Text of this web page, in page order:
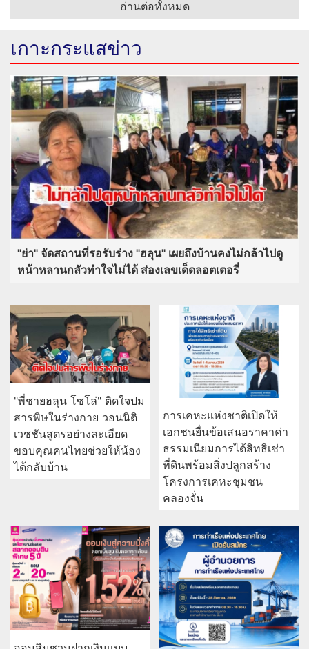
อ่านต่อทั้งหมด
เกาะกระแสข่าว
"ย่า" จัดสถานที่รอรับร่าง "ฮลุน" เผยถึงบ้านคงไม่กล้าไปดู
หน้าหลานกลัวทำใจไม่ได้ ส่องเลขเด็ดลอตเตอรี่
"พี่ชายฮลุน โซโล่" ติดใจปม
สารพิษในร่างกาย วอนนิติ
เวชชันสูตรอย่างละเอียด
ขอบคุณคนไทยช่วยให้น้อง
ได้กลับบ้าน
การเคหะแห่งชาติเปิดให้
เอกชนยื่นข้อเสนอราคาค่า
ธรรมเนียมการได้สิทธิเช่า
ที่ดินพร้อมสิ่งปลูกสร้าง
โครงการเคหะชุมชน
คลองจั่น